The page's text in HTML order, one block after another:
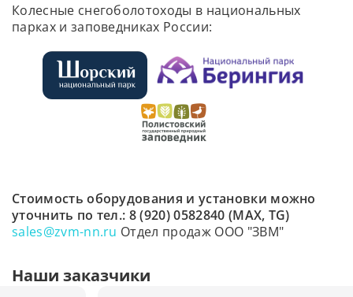
Колесные снегоболотоходы в национальных
парках и заповедниках России:
Стоимость оборудования и установки можно
уточнить по тел.: 8 (920) 0582840 (MAX, TG)
sales@zvm-nn.ru Отдел продаж ООО "ЗВМ"
Наши заказчики